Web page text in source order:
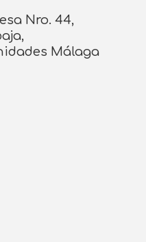
Nro. 44,
Málaga